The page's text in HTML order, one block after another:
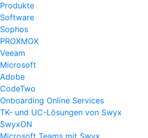
Produkte
Software
Sophos
PROXMOX
Veeam
Microsoft
Adobe
CodeTwo
Onboarding Online Services
TK- und UC-Lösungen von Swyx
SwyxON
Microsoft Teams mit Swyx